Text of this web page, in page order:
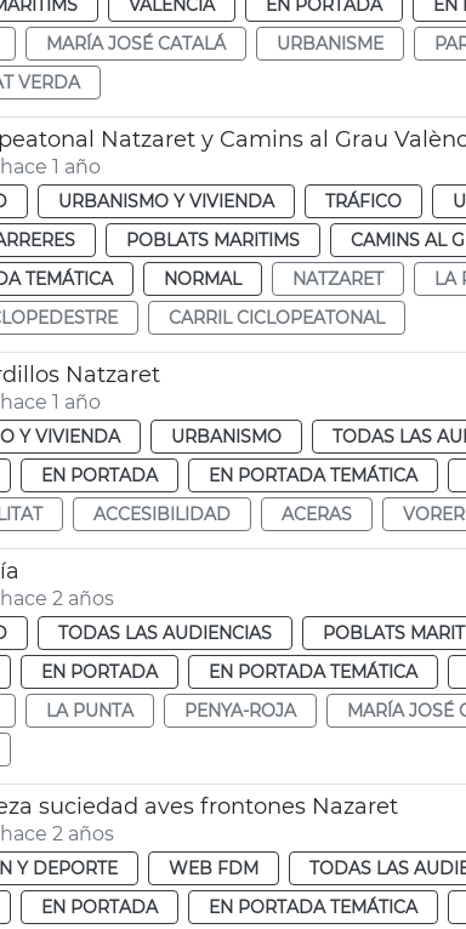
VALENCIA EN PORTADA EN
MARÍA JOSÉ CATALÁ URBANISME
VERDA
Natzaret y Camins al Grau
1 año
URBANISMO Y VIVIENDA TRÁFICO
POBLATS MARITIMS CAMINS AL
TEMÁTICA
NORMAL NATZARET LA
CARRIL CICLOPEATONAL
Natzaret
1 año
Y VIVIENDA URBANISMO TODAS LAS
EN PORTADA EN PORTADA TEMÁTICA
ACCESIBILIDAD ACERAS
2 años
TODAS LAS AUDIENCIAS POBLATS
EN PORTADA EN PORTADA TEMÁTICA
LA PUNTA PENYA-ROJA MARÍA JOSÉ
suciedad aves frontones Nazaret
2 años
Y DEPORTE WEB FDM TODAS LAS
EN PORTADA EN PORTADA TEMÁTICA